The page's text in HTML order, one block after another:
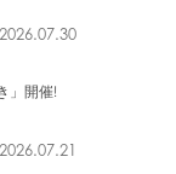
2026.07.30
」開催!
2026.07.21